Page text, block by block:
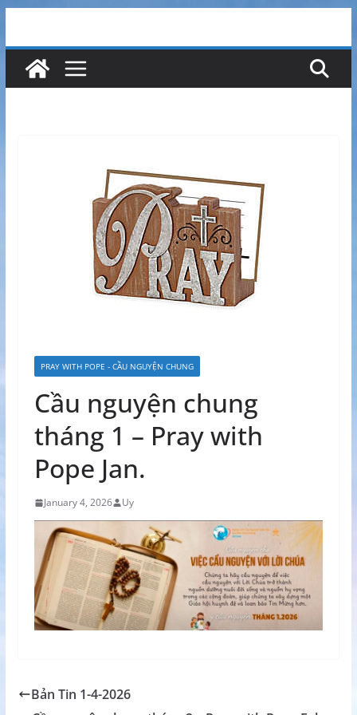
PRAY WITH POPE - CẦU NGUYỆN CHUNG
Cầu nguyện chung
tháng 1 – Pray with
Pope Jan.
January 4, 2026 Uy
Bản Tin 1-4-2026